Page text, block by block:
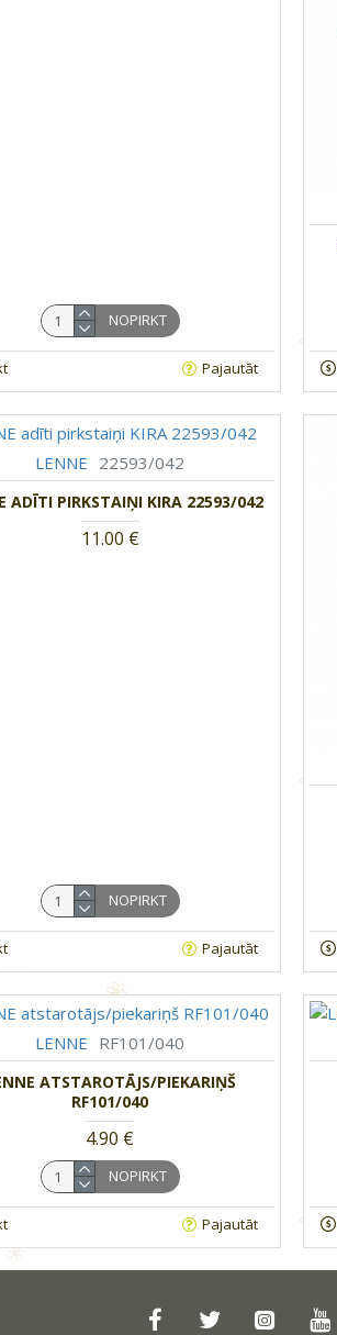
NOPIRKT
Pajautāt
LENNE 22593/042
ADĪTI PIRKSTAIŅI KIRA 22593/042
11.00 €
NOPIRKT
Pajautāt
LENNE RF101/040
ATSTAROTĀJS/PIEKARIŅŠ
RF101/040
4.90 €
NOPIRKT
Pajautāt